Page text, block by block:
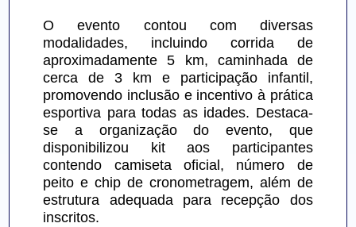
O evento contou com diversas
modalidades, incluindo corrida de
aproximadamente 5 km, caminhada de
cerca de 3 km e participação infantil,
promovendo inclusão e incentivo à prática
esportiva para todas as idades. Destaca-
se a organização do evento, que
disponibilizou kit aos participantes
contendo camiseta oficial, número de
peito e chip de cronometragem, além de
estrutura adequada para recepção dos
inscritos.